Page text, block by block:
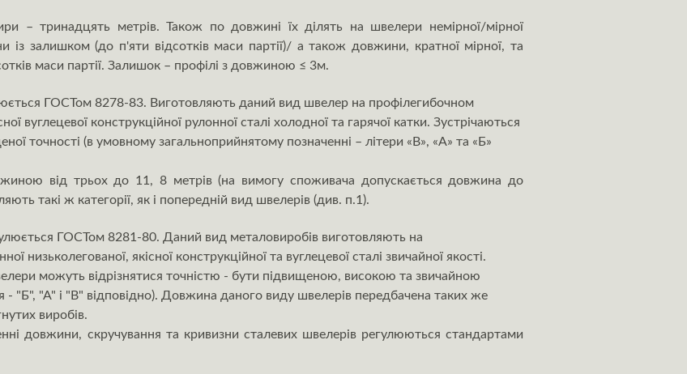
– тринадцять метрів. Також по довжині їх ділять на швелери немірної/мірної
залишком (до п'яти відсотків маси партії)/ а також довжини, кратної мірної, та
маси партії. Залишок – профілі з довжиною ≤ 3м.
ГОСТом 8278-83. Виготовляють даний вид швелер на профілегибочном
вуглецевої конструкційної рулонної сталі холодної та гарячої катки. Зустрічаються
точності (в умовному загальноприйнятому позначенні – літери «В», «А» та «Б»
від трьох до 11, 8 метрів (на вимогу споживача допускається довжина до
такі ж категорії, як і попередній вид швелерів (див. п.1).
ГОСТом 8281-80. Даний вид металовиробів виготовляють на
низьколегованої, якісної конструкційної та вуглецевої сталі звичайної якості.
можуть відрізнятися точністю - бути підвищеною, високою та звичайною
- "Б", "А" і "В" відповідно). Довжина даного виду швелерів передбачена таких же
виробів.
довжини, скручування та кривизни сталевих швелерів регулюються стандартами